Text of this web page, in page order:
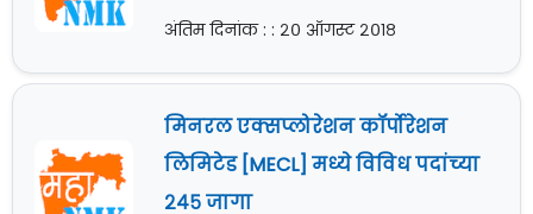
अंतिम दिनांक : : २० ऑगस्ट २०१८
मिनरल एक्सप्लोरेशन कॉर्पोरेशन
लिमिटेड [MECL] मध्ये विविध पदांच्या
२४५ जागा